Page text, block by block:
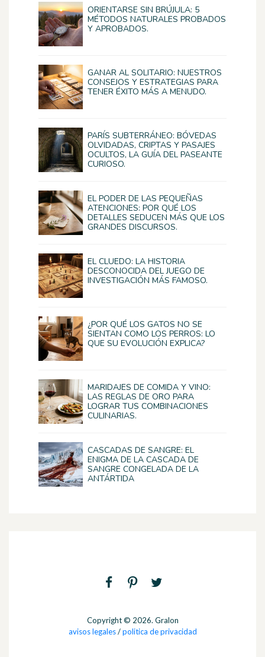
ORIENTARSE SIN BRÚJULA: 5
MÉTODOS NATURALES PROBADOS
Y APROBADOS.
GANAR AL SOLITARIO: NUESTROS
CONSEJOS Y ESTRATEGIAS PARA
TENER ÉXITO MÁS A MENUDO.
PARÍS SUBTERRÁNEO: BÓVEDAS
OLVIDADAS, CRIPTAS Y PASAJES
OCULTOS, LA GUÍA DEL PASEANTE
CURIOSO.
EL PODER DE LAS PEQUEÑAS
ATENCIONES: POR QUÉ LOS
DETALLES SEDUCEN MÁS QUE LOS
GRANDES DISCURSOS.
EL CLUEDO: LA HISTORIA
DESCONOCIDA DEL JUEGO DE
INVESTIGACIÓN MÁS FAMOSO.
¿POR QUÉ LOS GATOS NO SE
SIENTAN COMO LOS PERROS: LO
QUE SU EVOLUCIÓN EXPLICA?
MARIDAJES DE COMIDA Y VINO:
LAS REGLAS DE ORO PARA
LOGRAR TUS COMBINACIONES
CULINARIAS.
CASCADAS DE SANGRE: EL
ENIGMA DE LA CASCADA DE
SANGRE CONGELADA DE LA
ANTÁRTIDA
Copyright © 2026. Gralon
avisos legales/politica de privacidad